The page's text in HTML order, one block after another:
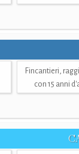
Fincantieri,
con 15 anni